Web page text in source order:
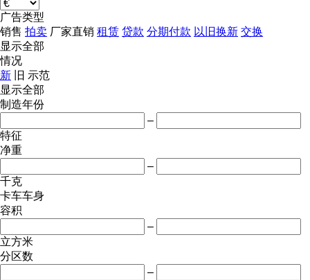
广告类型
销售 拍卖 厂家直销 租赁 贷款 分期付款 以旧换新 交换
显示全部
情况
新
旧 示范
显示全部
制造年份
–
特征
净重
–
千克
卡车车身
容积
–
立方米
分区数
–